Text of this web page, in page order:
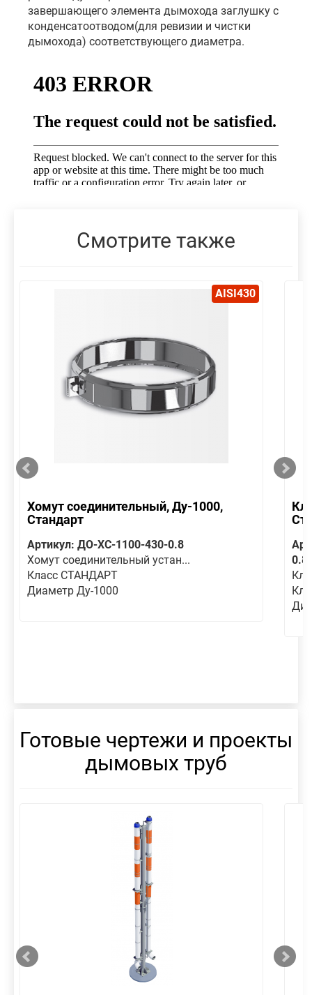
завершающего элемента дымохода заглушку с
конденсатоотводом(для ревизии и чистки
дымохода) соответствующего диаметра.
Смотрите также
AISI430
Хомут соединительный, Ду-1000,
Стандарт
Артикул: ДО-ХС-1100-430-0.8
Хомут соединительный устан...
Класс СТАНДАРТ
Диаметр Ду-1000
Готовые чертежи и проекты
дымовых труб